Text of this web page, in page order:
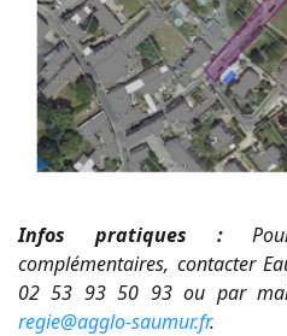
Infos pratiques :
complémentaires, contacter
02 53 93 50 93 ou par
regie@agglo-saumur.fr.